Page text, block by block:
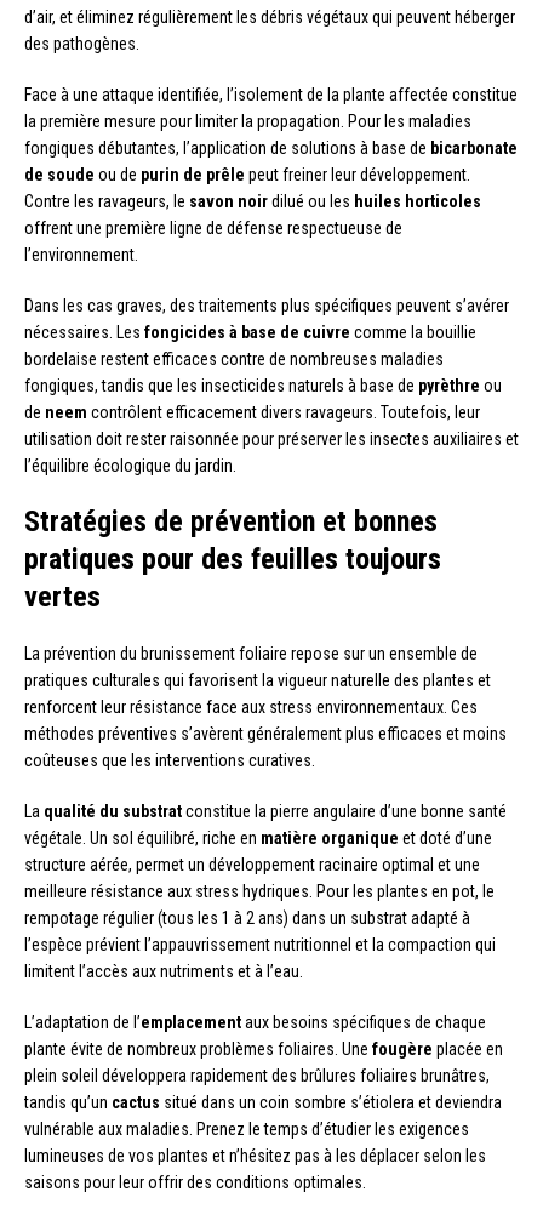
d’air, et éliminez régulièrement les débris végétaux qui peuvent héberger
des pathogènes.
Face à une attaque identifiée, l’isolement de la plante affectée constitue
la première mesure pour limiter la propagation. Pour les maladies
fongiques débutantes, l’application de solutions à base de bicarbonate
de soude ou de purin de prêle peut freiner leur développement.
Contre les ravageurs, le savon noirdilué ou les huiles horticoles
offrent une première ligne de défense respectueuse de
l’environnement.
Dans les cas graves, des traitements plus spécifiques peuvent s’avérer
nécessaires. Les fongicides à base de cuivre comme la bouillie
bordelaise restent efficaces contre de nombreuses maladies
fongiques, tandis que les insecticides naturels à base de pyrèthre ou
de neem contrôlent efficacement divers ravageurs. Toutefois, leur
utilisation doit rester raisonnée pour préserver les insectes auxiliaires et
l’équilibre écologique du jardin.
Stratégies de prévention et bonnes
pratiques pour des feuilles toujours
vertes
La prévention du brunissement foliaire repose sur un ensemble de
pratiques culturales qui favorisent la vigueur naturelle des plantes et
renforcent leur résistance face aux stress environnementaux. Ces
méthodes préventives s’avèrent généralement plus efficaces et moins
coûteuses que les interventions curatives.
La qualité du substratconstitue la pierre angulaire d’une bonne santé
végétale. Un sol équilibré, riche en matière organique et doté d’une
structure aérée, permet un développement racinaire optimal et une
meilleure résistance aux stress hydriques. Pour les plantes en pot, le
rempotage régulier (tous les 1 à 2 ans) dans un substrat adapté à
l’espèce prévient l’appauvrissement nutritionnel et la compaction qui
limitent l’accès aux nutriments et à l’eau.
L’adaptation de l’emplacementaux besoins spécifiques de chaque
plante évite de nombreux problèmes foliaires. Une fougère placée en
plein soleil développera rapidement des brûlures foliaires brunâtres,
tandis qu’un cactus situé dans un coin sombre s’étiolera et deviendra
vulnérable aux maladies. Prenez le temps d’étudier les exigences
lumineuses de vos plantes et n’hésitez pas à les déplacer selon les
saisons pour leur offrir des conditions optimales.